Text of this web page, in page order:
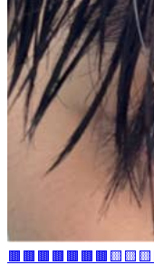
🟫🟫🟫🟫🟫🟫🟫🟨🟨🟨